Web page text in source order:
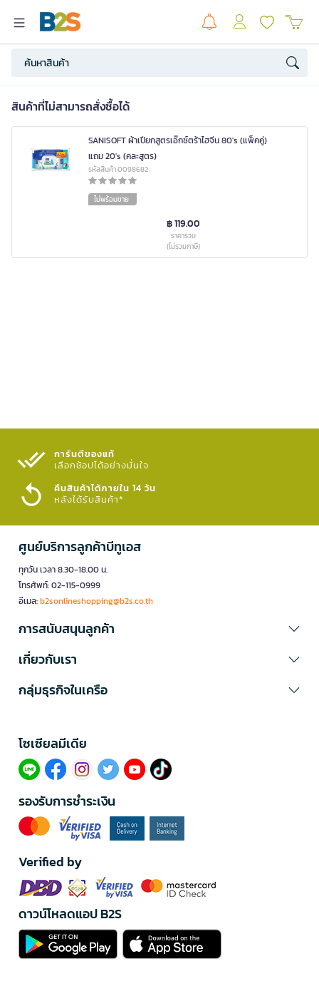
สินค้าที่ไม่สามารถสั่งซื้อได้
SANISOFT ผ้าเปียกสูตรเอ๊กซ์ตร้าไฮจีน 80's (แพ็คคู่)
แถม 20's (คละสูตร)
รหัสสินค้า 0098682
ไม่พร้อมขาย
฿ 119.00
ราคารวม
(ไม่รวมภาษี)
การันตีของแท้
เลือกช้อปได้อย่างมั่นใจ​
คืนสินค้าได้ภายใน 14 วัน
หลังได้รับสินค้า*
ศูนย์บริการลูกค้าบีทูเอส
ทุกวัน เวลา 8.30-18.00 น.
โทรศัพท์: 02-115-0999
อีเมล:b2sonlineshopping@b2s.co.th
การสนับสนุนลูกค้า
เกี่ยวกับเรา
กลุ่มธุรกิจในเครือ
โซเซียลมีเดีย​
รองรับการชำระเงิน
Verified by
ดาวน์โหลดแอป B2S